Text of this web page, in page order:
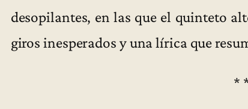
desopilantes, en las que el quinteto
giros inesperados y una lírica que
*